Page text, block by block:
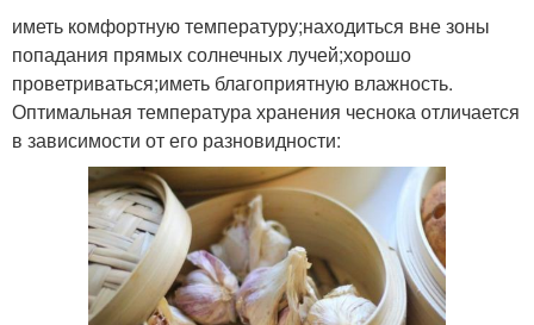
иметь комфортную температуру;находиться вне зоны
попадания прямых солнечных лучей;хорошо
проветриваться;иметь благоприятную влажность.
Оптимальная температура хранения чеснока отличается
в зависимости от его разновидности: